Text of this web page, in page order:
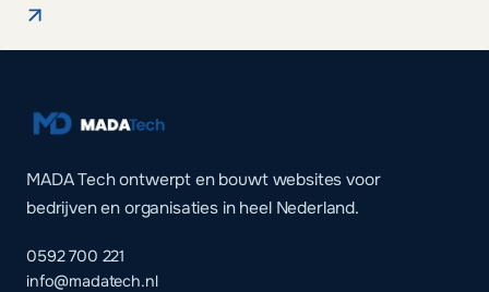
MADA Tech ontwerpt en bouwt websites voor
bedrijven en organisaties in heel Nederland.
0592 700 221
info@madatech.nl